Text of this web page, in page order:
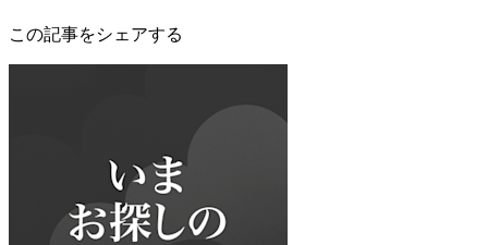
この記事をシェアする